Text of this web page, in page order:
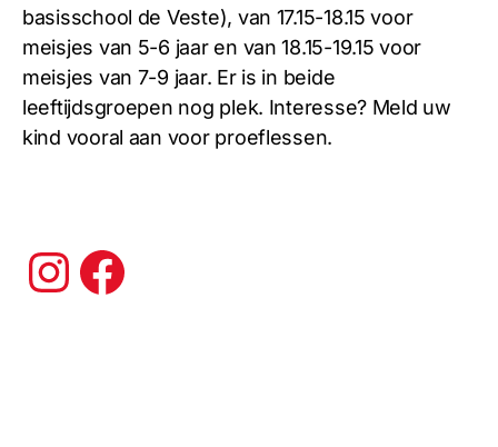
basisschool de Veste), van 17.15-18.15 voor
meisjes van 5-6 jaar en van 18.15-19.15 voor
meisjes van 7-9 jaar. Er is in beide
leeftijdsgroepen nog plek. Interesse? Meld uw
kind vooral aan voor proeflessen.
Instagram
Facebook